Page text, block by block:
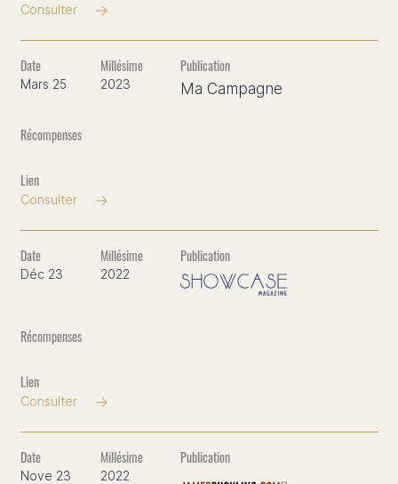
Consulter
Mars 25 2023 Ma Campagne
Consulter
Déc 23 2022
Consulter
Nove 23 2022